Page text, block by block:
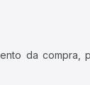
da compra,